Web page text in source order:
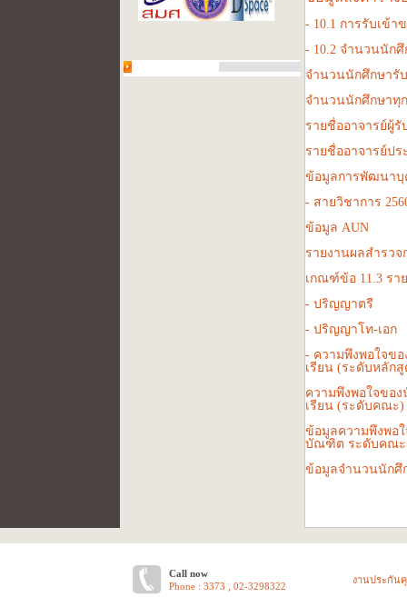
- 10.1 การรับเข้
- 10.2 จำนวนนัก
จำนวนนักศึกษารับ
จำนวนนักศึกษาทุ
รายชื่ออาจารย์ผู้
รายชื่ออาจารย์ป
ข้อมูลการพัฒนาบุ
- สายวิชาการ
ข้อมูล AUN
รายงานผลสำรว
เกณฑ์ข้อ 11.3 รา
- ปริญญาตรี
- ปริญญาโท-เอก
- ความพึงพอใจข
เรียน (ระดับหลักสู
ความพึงพอใจขอ
เรียน (ระดับคณะ)
ข้อมูลความพึงพอ
บัณฑิต ระดับคณะ
ข้อมูลจำนวนนักศึ
Call now
Phone : 3373 , 02-3298322
งานประกัน